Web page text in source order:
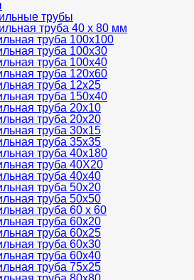
трубы
труба 40 х 80 мм
труба 100х100
труба 100х30
труба 100х40
труба 120х60
труба 12x25
труба 150х40
труба 20х10
труба 20х20
труба 30х15
труба 35х35
труба 40х180
труба 40Х20
труба 40х40
труба 50х20
труба 50х50
труба 60 х 60
труба 60х20
труба 60х25
труба 60х30
труба 60х40
труба 75х25